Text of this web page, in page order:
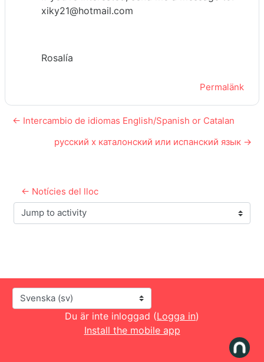
xiky21@hotmail.com
Rosalía
Permalänk
← Intercambio de idiomas English/Spanish or Catalan
русский x каталонский или испанский язык →
← Notícies del lloc
Jump to activity
Språk
Du är inte inloggad (Logga in)
Install the mobile app